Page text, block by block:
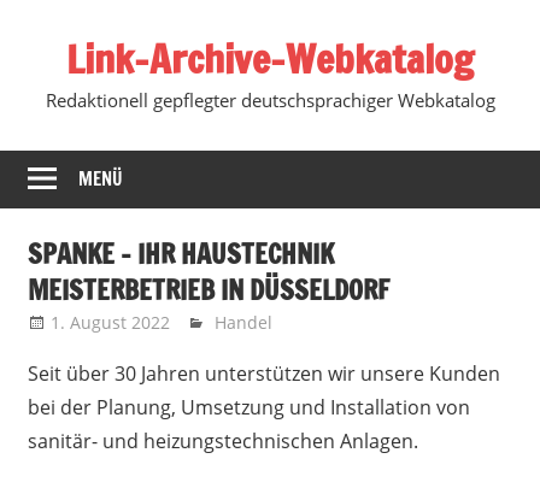
springenLink-Archive-Webkatalog
Redaktionell gepflegter deutschsprachiger Webkatalog
MENÜ
SPANKE – IHR HAUSTECHNIK
MEISTERBETRIEB IN DÜSSELDORF
1. August 2022 Marko
Handel
Seit über 30 Jahren unterstützen wir unsere Kunden
bei der Planung, Umsetzung und Installation von
sanitär- und heizungstechnischen Anlagen.